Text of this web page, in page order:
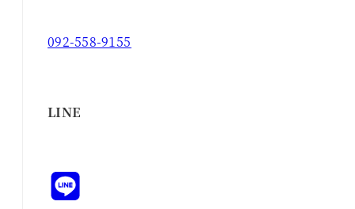
092-558-9155
LINE